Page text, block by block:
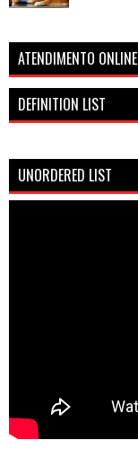
ATENDIMENTO ONLINE
DEFINITION LIST
UNORDERED LIST